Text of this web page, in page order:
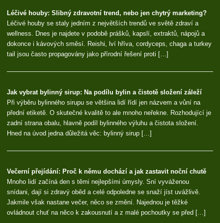
Léčivé houby: Slibný zdravotní trend, nebo jen chytrý marketing?
Léčivé houby se staly jedním z největších trendů ve světě zdraví a
wellness. Dnes je najdete v podobě prášků, kapslí, extraktů, nápojů a
dokonce i kávových směsí. Reishi, lví hříva, cordyceps, chaga a turkey
tail jsou často propagovány jako přírodní řešení proti […]
Jak vybrat bylinný sirup: Na podílu bylin a čistotě složení záleží
Při výběru bylinného sirupu se většina lidí řídí jen názvem a vůní na
přední etiketě. O skutečné kvalitě to ale mnoho neřekne. Rozhodující je
zadní strana obalu, hlavně podíl bylinného výluhu a čistota složení.
Hned na úvod jedna důležitá věc: bylinný sirup […]
Večerní přejídání: Proč k němu dochází a jak zastavit noční chutě
Mnoho lidí začíná den s těmi nejlepšími úmysly. Sní vyváženou
snídani, dají si zdravý oběd a celé odpoledne se snaží jíst uvážlivě.
Jakmile však nastane večer, něco se změní. Najednou je těžké
ovládnout chuť na něco k zakousnutí a z malé pochoutky se před […]